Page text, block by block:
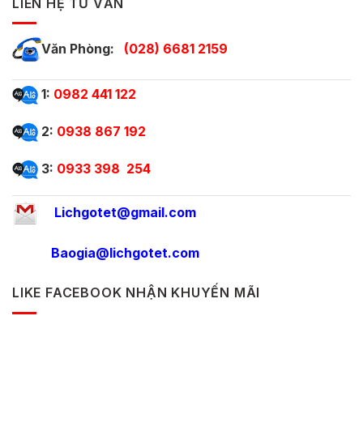
Văn Phòng: (028) 6681 2159
1: 0982 441 122
2: 0938 867 192
3: 0933 398 254
Lichgotet@gmail.com
Baogia@lichgotet.com
LIKE FACEBOOK NHẬN KHUYẾN MÃI